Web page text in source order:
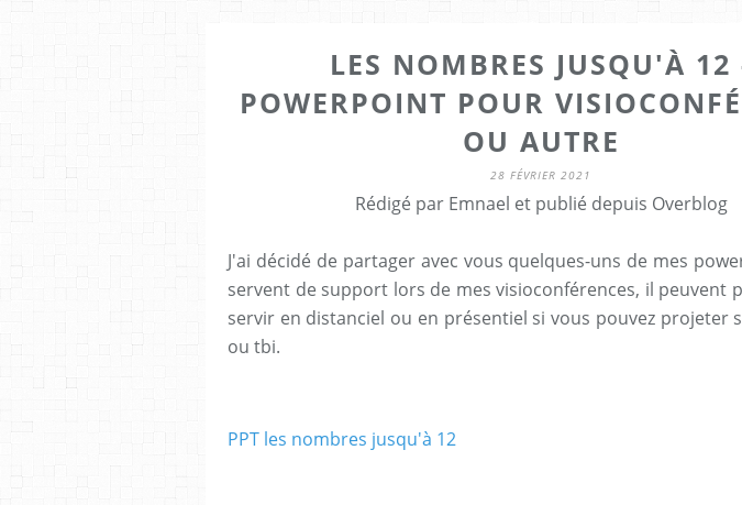
LES NOMBRES JUSQU'À 12
POWERPOINT POUR
OU AUTRE
28 FÉVRIER 2021
Rédigé par Emnael et publié depuis Overblog
J'ai décidé de partager avec vous quelques-uns de mes
servent de support lors de mes visioconférences, il peuvent
servir en distanciel ou en présentiel si vous pouvez projeter
ou tbi.
PPT les nombres jusqu'à 12